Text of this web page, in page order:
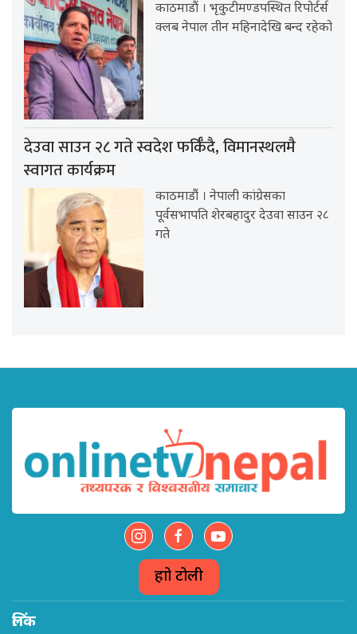
काठमाडौं । भृकुटीमण्डपस्थित रिपोर्टर्स
क्लब नेपाल तीन महिनादेखि बन्द रहेको
देउवा साउन २८ गते स्वदेश फर्किँदै, विमानस्थलमै
स्वागत कार्यक्रम
काठमाडौं । नेपाली कांग्रेसका
पूर्वसभापति शेरबहादुर देउवा साउन २८
गते
हाम्रो टोली
लिंक